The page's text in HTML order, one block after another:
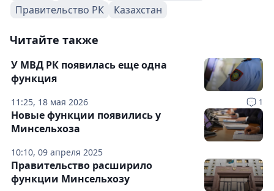
Правительство РК
Казахстан
Читайте также
11:25, 18 мая 2026 1
У МВД РК появилась еще одна
функция
10:10, 09 апреля 2025
Новые функции появились у
Минсельхоза
Правительство расширило
функции Минсельхозу